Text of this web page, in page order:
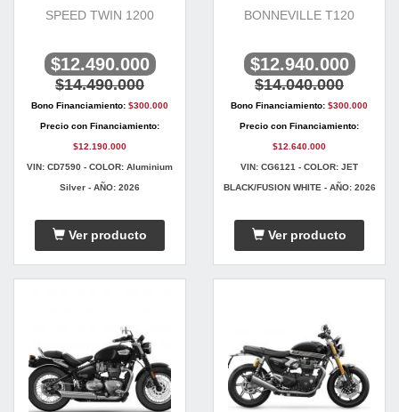
SPEED TWIN 1200
$12.490.000
$14.490.000
Bono Financiamiento: $300.000
Precio con Financiamiento:
$12.190.000
VIN: CD7590 - COLOR: Aluminium
Silver - AÑO: 2026
Ver producto
BONNEVILLE T120
$12.940.000
$14.040.000
Bono Financiamiento: $300.000
Precio con Financiamiento:
$12.640.000
VIN: CG6121 - COLOR: JET
BLACK/FUSION WHITE - AÑO: 2026
Ver producto